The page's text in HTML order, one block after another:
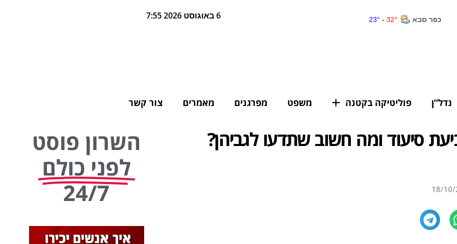
6 באוגוסט 2026 7:55
נדל”ן פוליטיקה בקטנה משפט מפרגנים מאמרים צור קשר
סיעוד ומה חשוב שתדעו לגביהן?
18/10/
השרון פוסט
לפני כולם
24/7